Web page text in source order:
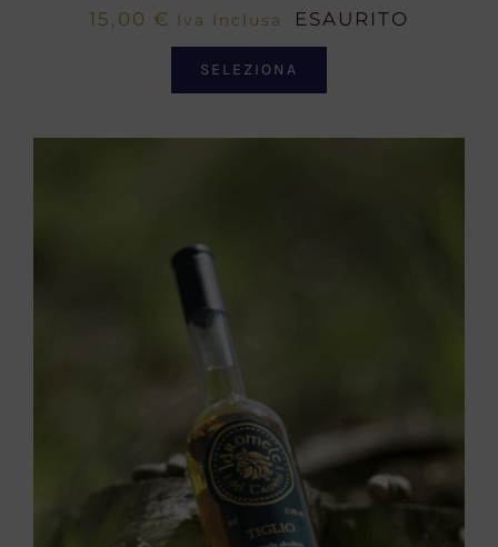
15,00 € Iva Inclusa ESAURITO
SELEZIONA